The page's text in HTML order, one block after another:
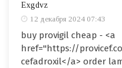
Exgdvz
12 декабря 2024 07:43
buy provigil cheap - <a
href="https://
cefadroxil</a> order